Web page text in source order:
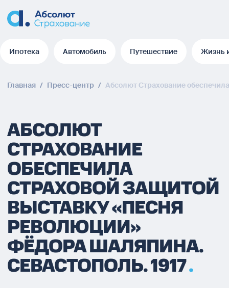
Ипотека Автомобиль Путешествие Жизнь
Главная / Пресс-центр / Абсолют Страхование
АБСОЛЮТ
СТРАХОВАНИЕ
ОБЕСПЕЧИЛА
СТРАХОВОЙ ЗАЩИТОЙ
ВЫСТАВКУ «ПЕСНЯ
РЕВОЛЮЦИИ»
ФЁДОРА ШАЛЯПИНА.
СЕВАСТОПОЛЬ. 1917